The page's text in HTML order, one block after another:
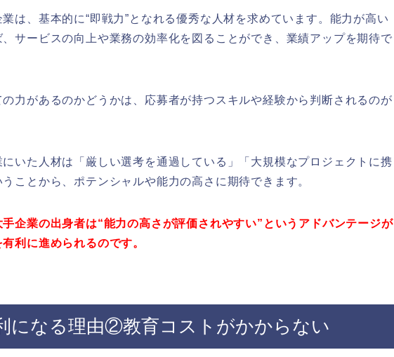
は、基本的に“即戦力”となれる優秀な人材を求めています。能力が高い
、サービスの向上や業務の効率化を図ることができ、業績アップを期待で
力があるのかどうかは、応募者が持つスキルや経験から判断されるのが
いた人材は「厳しい選考を通過している」「大規模なプロジェクトに携
ことから、ポテンシャルや能力の高さに期待できます。
手企業の出身者は“能力の高さが評価されやすい”というアドバンテージが
利に進められるのです。
になる理由②教育コストがかからない